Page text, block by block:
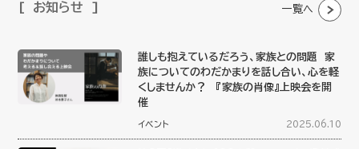
お知らせ 一覧へ
誰しも抱えているだろう、家族との問題 家
族についてのわだかまりを話し合い、心を軽
くしませんか？ 『家族の肖像』上映会を開
催
イベント 2025.06.10